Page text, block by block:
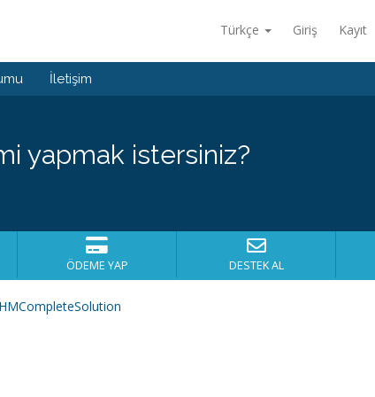
Türkçe Giriş Kayıt
İletişim
yapmak istersiniz?
ÖDEME YAP DESTEK AL